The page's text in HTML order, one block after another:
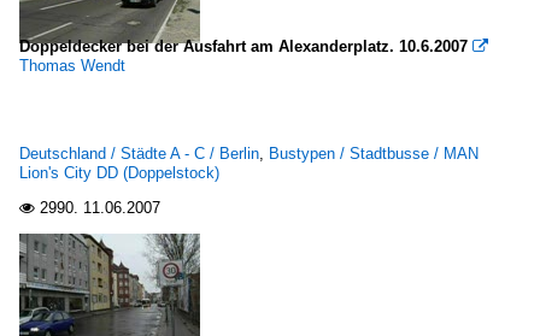
Doppeldecker bei der Ausfahrt am Alexanderplatz. 10.6.2007 
Thomas Wendt
Deutschland / Städte A - C / Berlin, Bustypen / Stadtbusse / MAN
Lion's City DD (Doppelstock)
 2990. 11.06.2007